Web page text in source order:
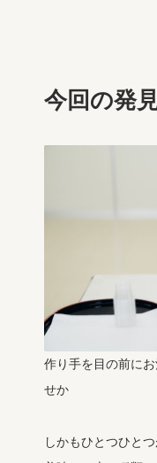
今回の発
作り手を目の前に
せか
しかもひとつひとつ